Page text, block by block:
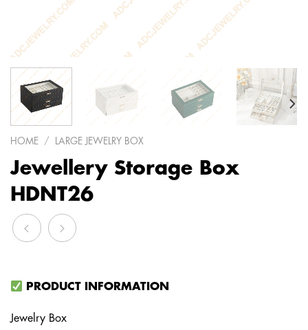
HOME / LARGE JEWELRY BOX
Jewellery Storage Box
HDNT26
PRODUCT INFORMATION
Jewelry Box